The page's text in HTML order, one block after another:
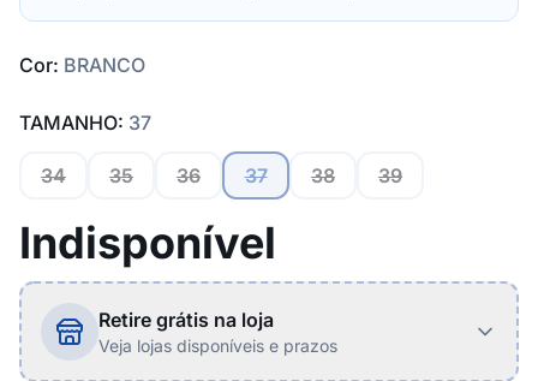
Cor: BRANCO
TAMANHO: 37
34 35 36 37 38 39
Indisponível
Retire grátis na loja
Veja lojas disponíveis e prazos